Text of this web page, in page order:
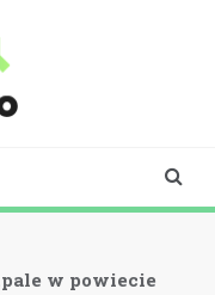
w powiecie